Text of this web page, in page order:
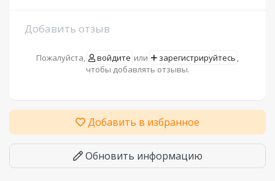
Добавить отзыв
Пожалуйста, войдите или зарегистрируйтесь ,
чтобы добавлять отзывы.
Добавить в избранное
Обновить информацию